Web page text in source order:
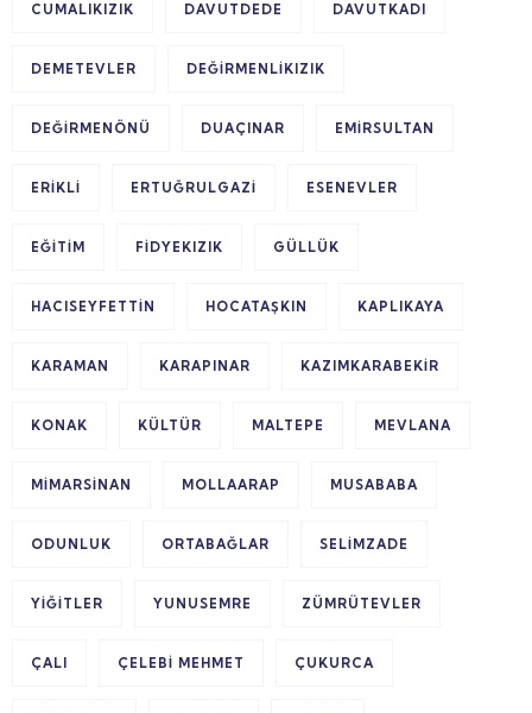
CUMALIKIZIK DAVUTDEDE DAVUTKADI
DEMETEVLER DEĞIRMENLIKIZIK
DEĞIRMENÖNÜ DUAÇINAR EMIRSULTAN
ERIKLI ERTUĞRULGAZI ESENEVLER
EĞITIM FIDYEKIZIK GÜLLÜK
HACISEYFETTIN HOCATAŞKIN KAPLIKAYA
KARAMAN KARAPINAR KAZIMKARABEKIR
KONAK KÜLTÜR MALTEPE MEVLANA
MIMARSINAN MOLLAARAP MUSABABA
ODUNLUK ORTABAĞLAR SELIMZADE
YIĞITLER YUNUSEMRE ZÜMRÜTEVLER
ÇALI ÇELEBI MEHMET ÇUKURCA